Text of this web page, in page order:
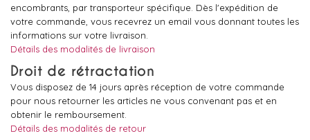
encombrants, par transporteur spécifique. Dès l'expédition de
votre commande, vous recevrez un email vous donnant toutes les
informations sur votre livraison.
Détails des modalités de livraison
Droit de rétractation
Vous disposez de 14 jours après réception de votre commande
pour nous retourner les articles ne vous convenant pas et en
obtenir le remboursement.
Détails des modalités de retour